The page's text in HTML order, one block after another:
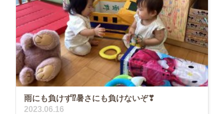
雨にも負けず⁉️暑さにも負けないぞ❣
2023.06.16